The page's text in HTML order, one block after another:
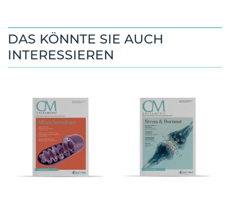
DAS KÖNNTE SIE AUCH
INTERESSIEREN